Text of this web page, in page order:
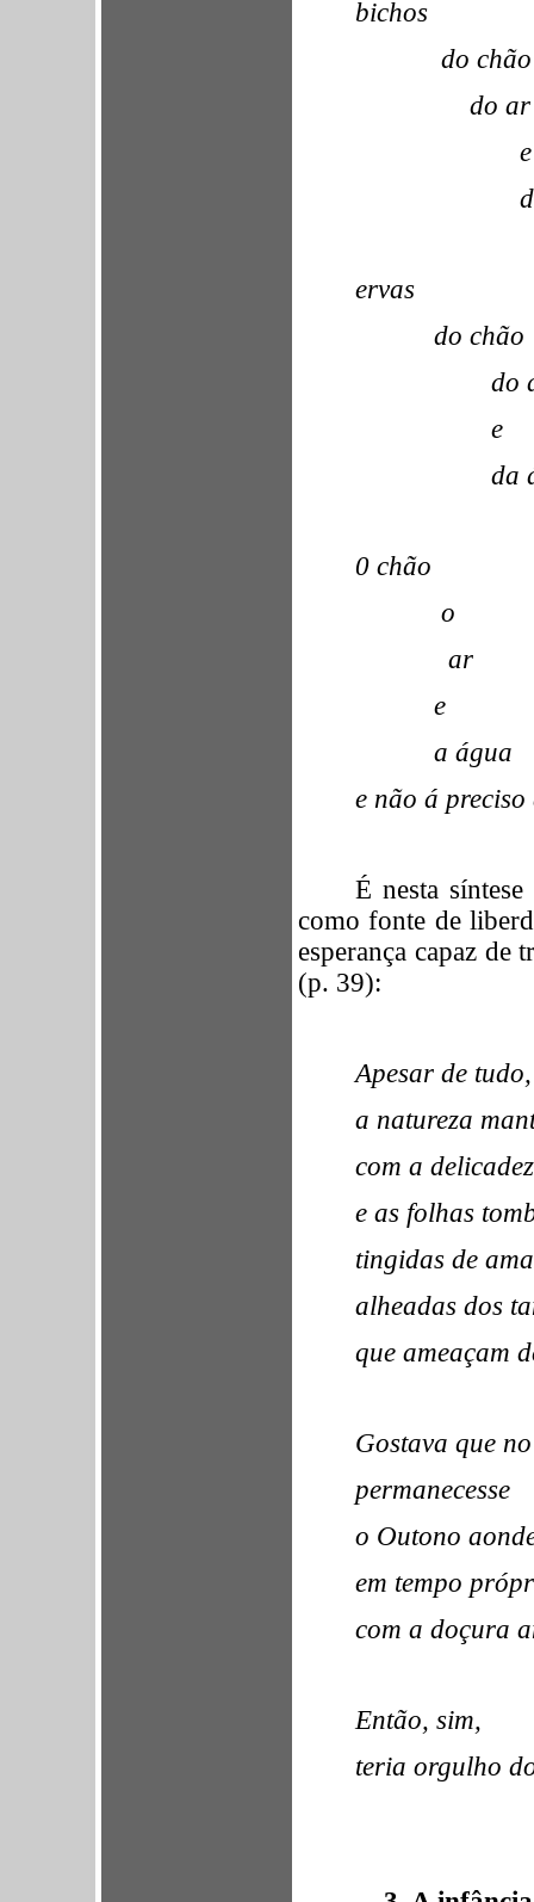
bichos
do chão
do ar
e
ervas
do chão
do
e
da
0 chão
o
ar
e
a água
e não á
É nesta
como fonte de
esperança capaz de
(p. 39):
Apesar de tudo,
a natureza
com a
e as folhas
tingidas de
alheadas dos
que ameaçam
Gostava que
permanecesse
o Outono
em tempo
com a doçura
Então, sim,
teria orgulho